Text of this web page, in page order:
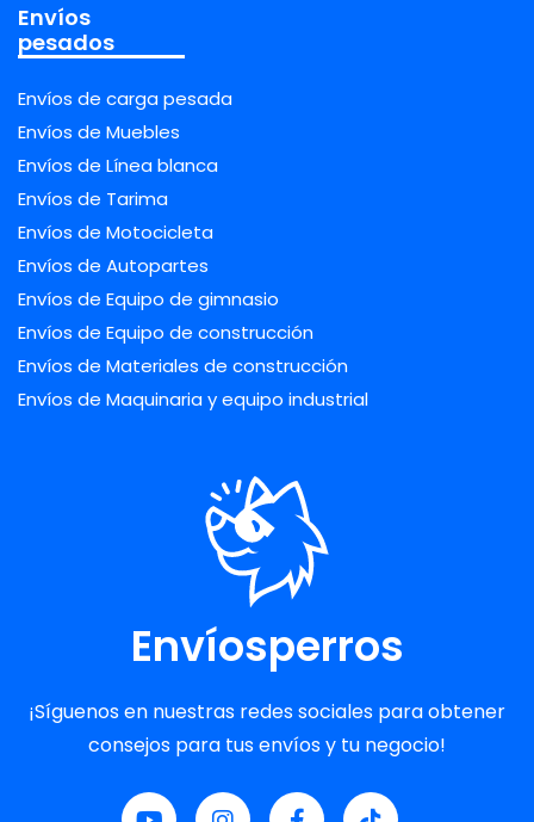
Envíos
pesados
Envíos de carga pesada
Envíos de Muebles
Envíos de Línea blanca
Envíos de Tarima
Envíos de Motocicleta
Envíos de Autopartes
Envíos de Equipo de gimnasio
Envíos de Equipo de construcción
Envíos de Materiales de construcción
Envíos de Maquinaria y equipo industrial
Envíosperros
¡Síguenos en nuestras redes sociales para obtener
consejos para tus envíos y tu negocio!